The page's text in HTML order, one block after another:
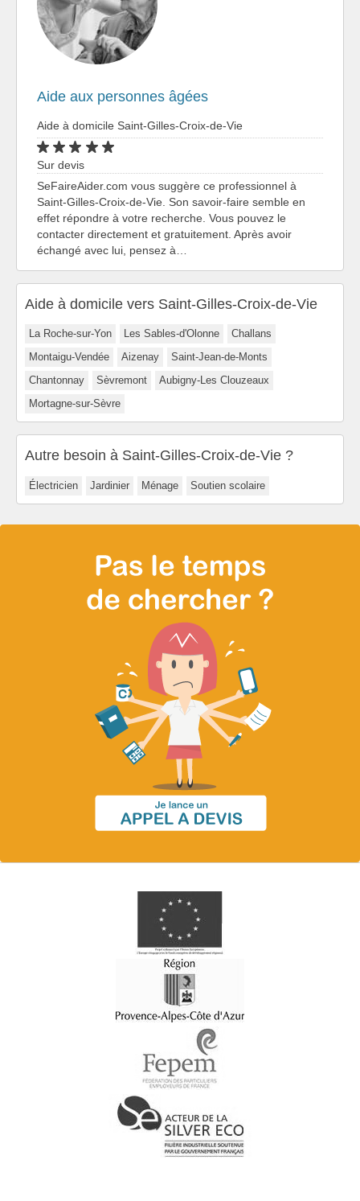
Aide aux personnes âgées
Aide à domicile Saint-Gilles-Croix-de-Vie
Sur devis
SeFaireAider.com vous suggère ce professionnel à
Saint-Gilles-Croix-de-Vie. Son savoir-faire semble en
effet répondre à votre recherche. Vous pouvez le
contacter directement et gratuitement. Après avoir
échangé avec lui, pensez à…
Aide à domicile vers Saint-Gilles-Croix-de-Vie
La Roche-sur-Yon Les Sables-d'Olonne
Challans
Montaigu-Vendée
Aizenay
Saint-Jean-de-Monts
Chantonnay
Sèvremont
Aubigny-Les Clouzeaux
Mortagne-sur-Sèvre
Autre besoin à Saint-Gilles-Croix-de-Vie ?
Électricien Jardinier Ménage Soutien scolaire